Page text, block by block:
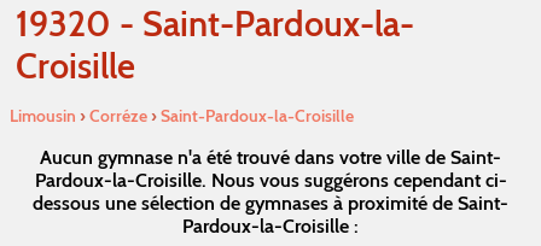
19320 - Saint-Pardoux-la-
Croisille
Limousin ›Corréze›Saint-Pardoux-la-Croisille
Aucun gymnase n'a été trouvé dans votre ville de Saint-
Pardoux-la-Croisille. Nous vous suggérons cependant ci-
dessous une sélection de gymnases à proximité de Saint-
Pardoux-la-Croisille :